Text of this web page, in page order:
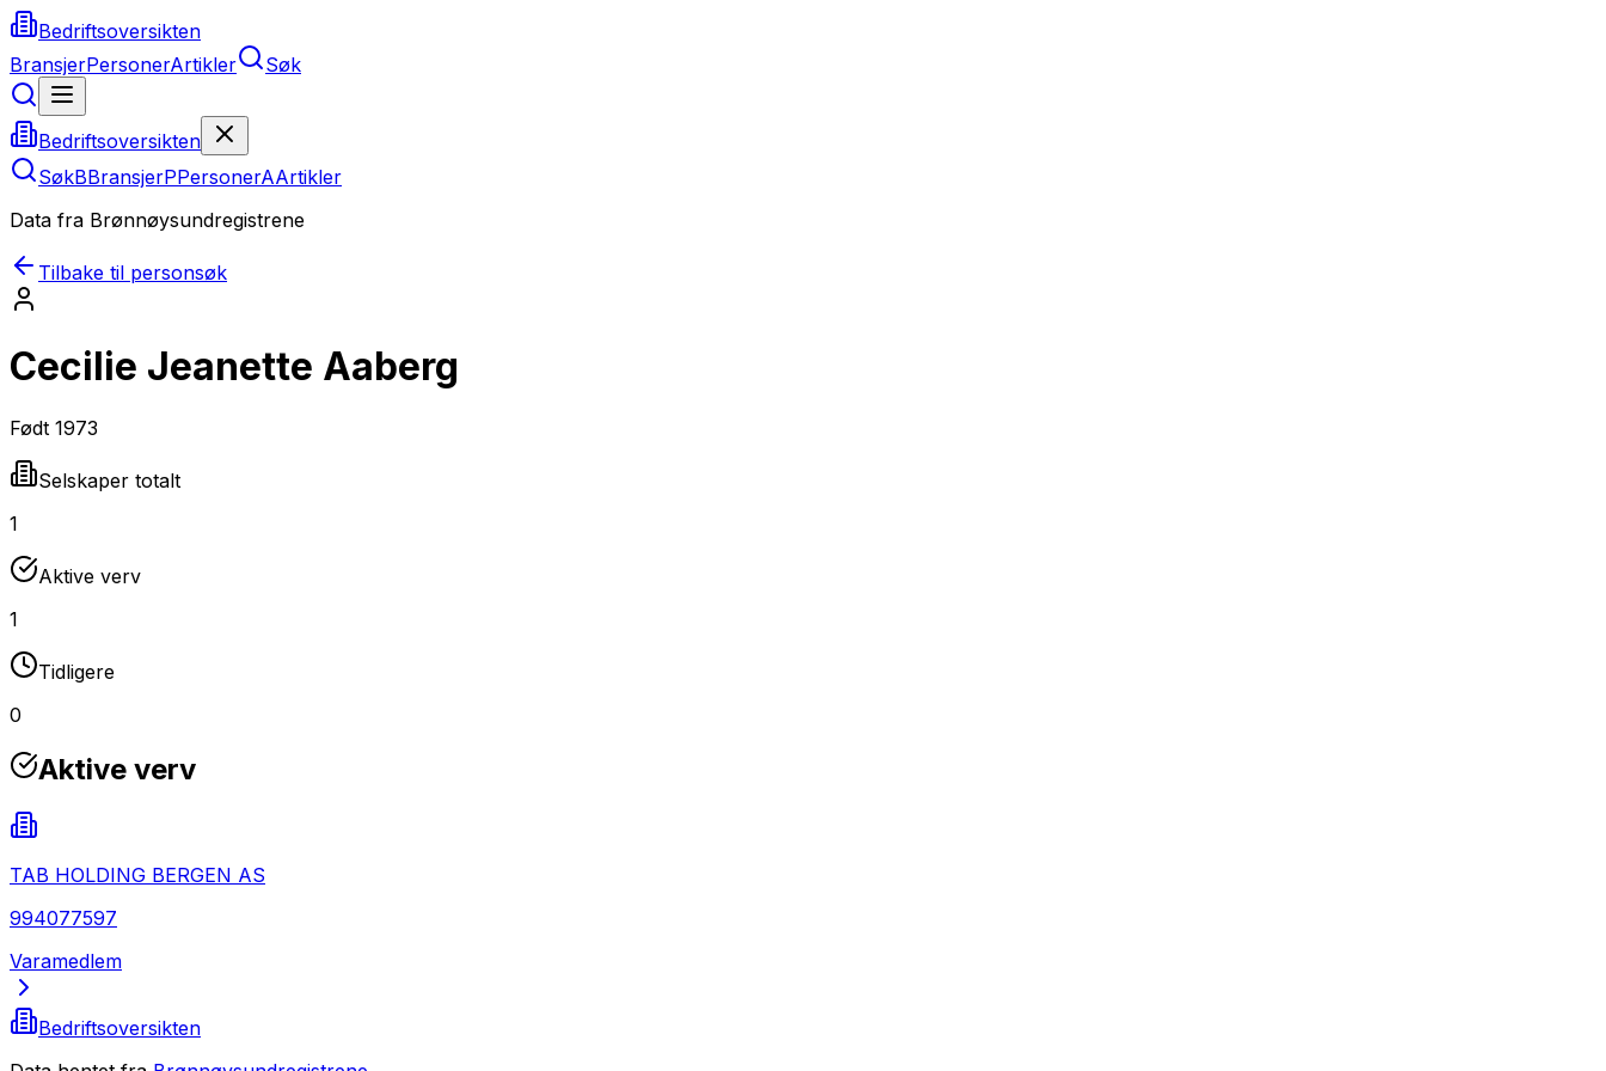
Bedriftsoversikten
BransjerPersonerArtikler Søk
Bedriftsoversikten
SøkBBransjerPPersonerAArtikler
Data fra Brønnøysundregistrene
Tilbake til personsøk
Cecilie Jeanette Aaberg
Født 1973
Selskaper totalt
1
Aktive verv
1
Tidligere
0
Aktive verv
TAB HOLDING BERGEN AS
994077597
Varamedlem
Bedriftsoversikten